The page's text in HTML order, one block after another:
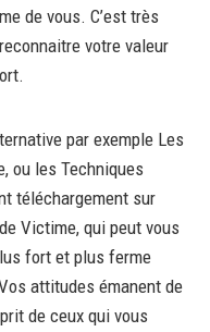
de vous. C’est très
votre valeur
par exemple Les
ou les Techniques
téléchargement sur
Victime, qui peut vous
fort et plus ferme
attitudes émanent de
de ceux qui vous